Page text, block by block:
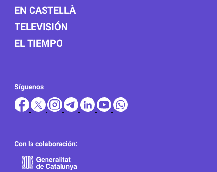
EN CASTELLÀ
TELEVISIÓN
EL TIEMPO
Síguenos
Con la colaboración: